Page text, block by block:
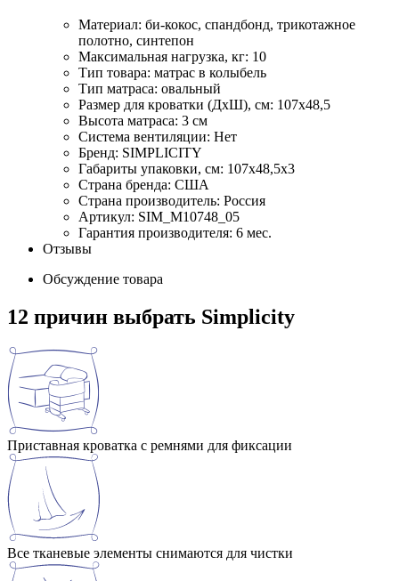
Материал: би-кокос, спандбонд, трикотажное
полотно, синтепон
Максимальная нагрузка, кг: 10
Тип товара: матрас в колыбель
Тип матраса: овальный
Размер для кроватки (ДхШ), см: 107х48,5
Высота матраса: 3 см
Система вентиляции: Нет
Бренд: SIMPLICITY
Габариты упаковки, см: 107х48,5х3
Страна бренда: США
Страна производитель: Россия
Артикул: SIM_M10748_05
Гарантия производителя: 6 мес.
Отзывы
Обсуждение товара
12 причин выбрать Simplicity
Приставная кроватка с ремнями для фиксации
Все тканевые элементы снимаются для чистки